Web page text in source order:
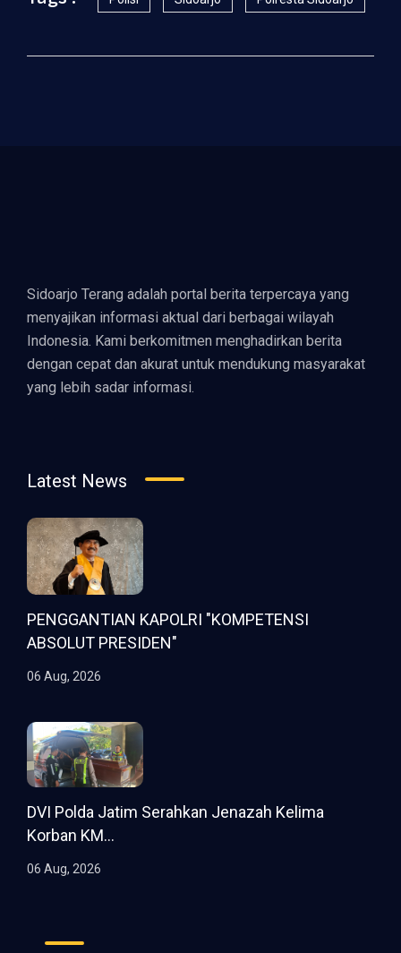
Sidoarjo Terang adalah portal berita terpercaya yang
menyajikan informasi aktual dari berbagai wilayah
Indonesia. Kami berkomitmen menghadirkan berita
dengan cepat dan akurat untuk mendukung masyarakat
yang lebih sadar informasi.
Latest News
PENGGANTIAN KAPOLRI "KOMPETENSI
ABSOLUT PRESIDEN"
06 Aug, 2026
DVI Polda Jatim Serahkan Jenazah Kelima
Korban KM...
06 Aug, 2026